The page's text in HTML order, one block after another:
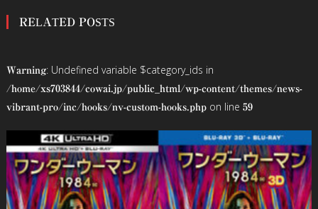
ナ
ゲ
ー
シ
ョ
ン
RELATED POSTS
Warning: Undefined variable $category_ids in
/home/xs703844/cowai.jp/public_html/wp-content/themes/news-
vibrant-pro/inc/hooks/nv-custom-hooks.phpon line 59